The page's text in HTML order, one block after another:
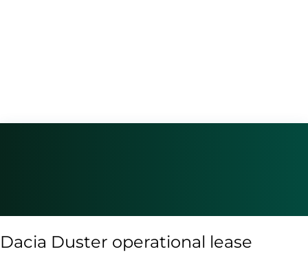
Dacia Duster operational lease